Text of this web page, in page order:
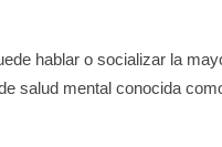
hablar o socializar la
salud mental conocida